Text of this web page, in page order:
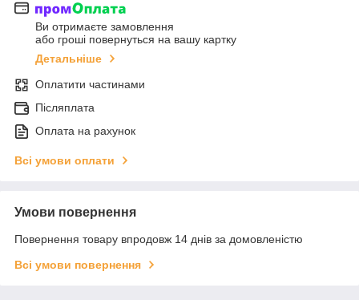
Ви отримаєте замовлення
або гроші повернуться на вашу картку
Детальніше
Оплатити частинами
Післяплата
Оплата на рахунок
Всі умови оплати
Умови повернення
Повернення товару впродовж 14 днів за домовленістю
Всі умови повернення